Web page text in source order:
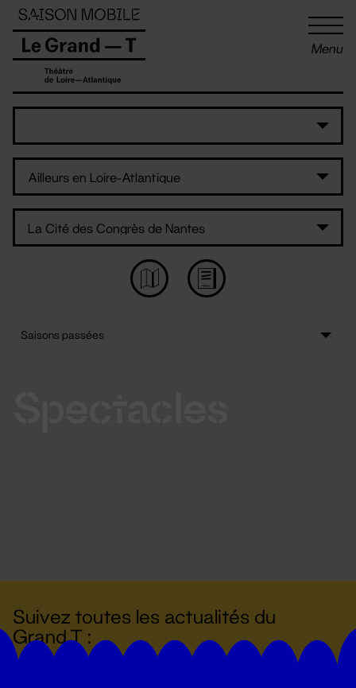
Menu
Suivez toutes les actualités du
Grand T :
Panneau de gestion des cookies